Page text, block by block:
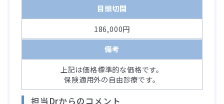
目頭切開
186,000円
備考
上記は価格標準的な価格です。
保険適用外の自由診療です。
担当Drからのコメント